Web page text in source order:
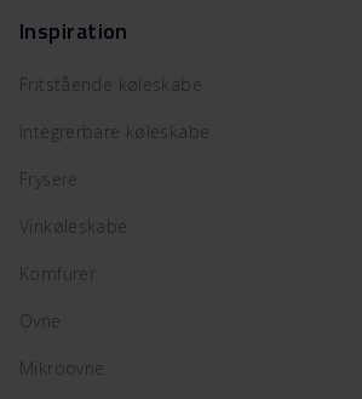
Inspiration
Fritstående køleskabe
Integrerbare køleskabe
Frysere
Vinkøleskabe
Komfurer
Ovne
Mikroovne